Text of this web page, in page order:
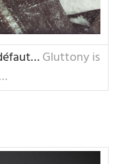
Gluttony is